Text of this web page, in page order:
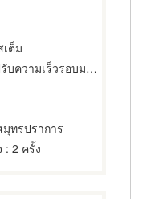
ต็ม
เตอร์ไฟฟ้า,ซ่อมมอเตอร์ไฟฟ้า
ทรปราการ
: 2 ครั้ง